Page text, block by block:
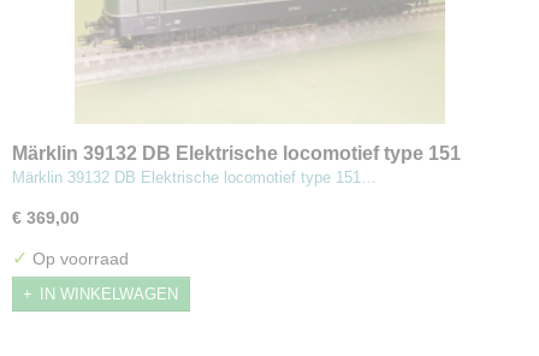
Märklin 39132 DB Elektrische locomotief type 151
Märklin 39132 DB Elektrische locomotief type 151…
€ 369,00
✓ Op voorraad
IN WINKELWAGEN